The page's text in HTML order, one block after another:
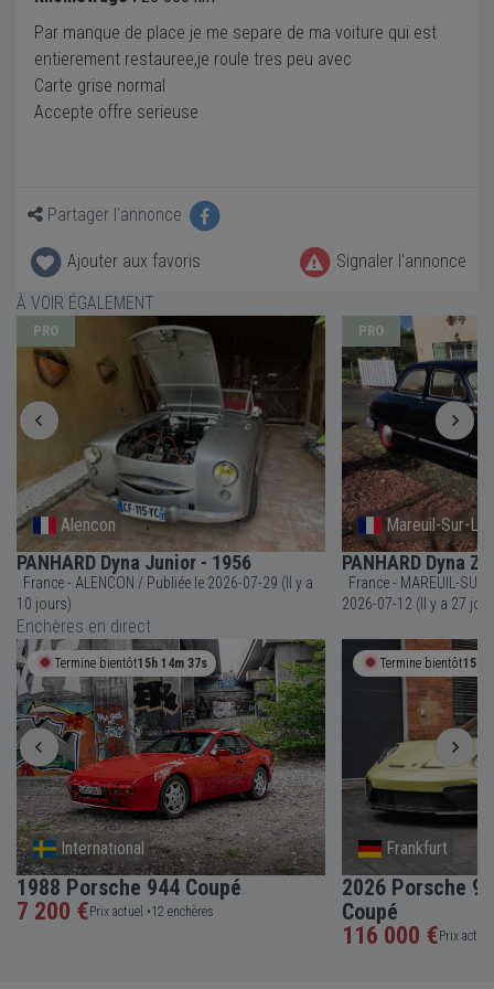
Par manque de place je me separe de ma voiture qui est
entierement restauree,je roule tres peu avec
Carte grise normal
Accepte offre serieuse
Partager l'annonce
Ajouter aux favoris
Signaler l'annonce
À VOIR ÉGALEMENT
PRO
Alencon
PANHARD Dyna Junior - 1956
France - ALENCON / Publiée le 2026-07-29 (Il y a
10 jours)
PRO
Mareuil-Sur-
PANHARD Dyna Z
France - MAREUIL-SUR-LAY-
2026-07-12 (Il y a 27
Enchères en direct
Termine bientôt15h 14m 36s
International
1988 Porsche 944 Coupé
7 200 € Prix actuel •12 enchères
Termine bientôt15h
Frankfurt
2026 Porsche
Coupé
116 000 € Prix actuel